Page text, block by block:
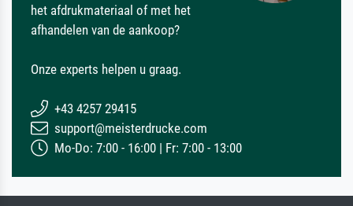
het afdrukmateriaal of met het
afhandelen van de aankoop?
Onze experts helpen u graag.
+43 4257 29415
support@meisterdrucke.com
Mo-Do: 7:00 - 16:00 | Fr: 7:00 - 13:00